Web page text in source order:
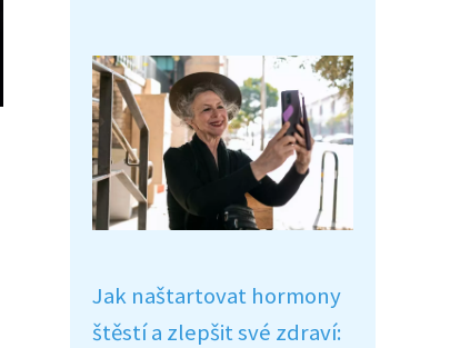
Jak naštartovat hormony
štěstí a zlepšit své zdraví: